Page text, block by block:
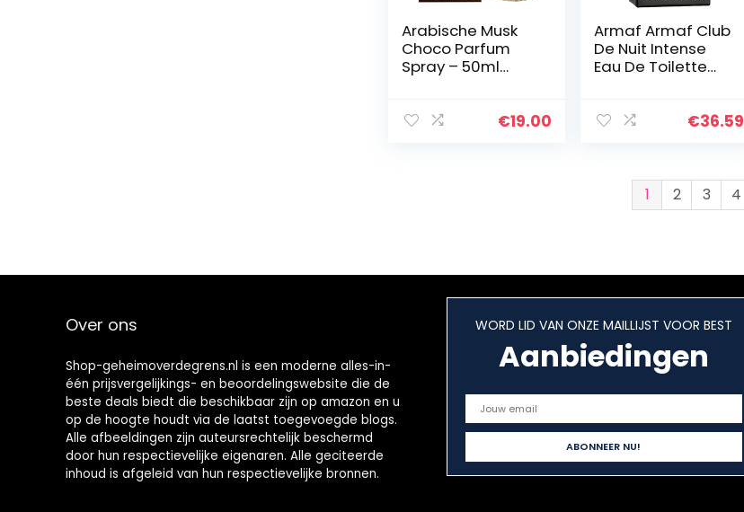
Arabische Musk
Choco Parfum
Spray – 50ml
€19.00
Armaf Armaf Club
De Nuit Intense
Eau De Toilette
€36.59
1 2 3 4
Over ons
Shop-geheimoverdegrens.nl is een moderne alles-in-
één prijsvergelijkings- en beoordelingswebsite die de
beste deals biedt die beschikbaar zijn op amazon en u
op de hoogte houdt via de laatst toegevoegde blogs.
Alle afbeeldingen zijn auteursrechtelijk beschermd
door hun respectievelijke eigenaren. Alle geciteerde
inhoud is afgeleid van hun respectievelijke bronnen.
WORD LID VAN ONZE MAILLIJST VOOR BEST
Aanbiedingen